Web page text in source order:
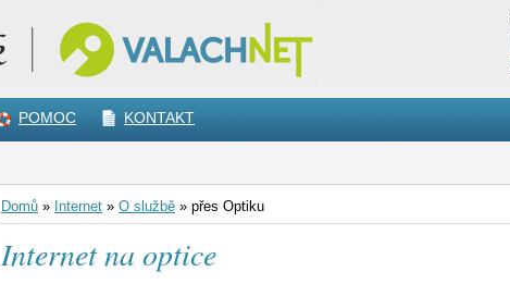
POMOC KONTAKT
Domů » Internet » O službě » přes Optiku
Internet na optice